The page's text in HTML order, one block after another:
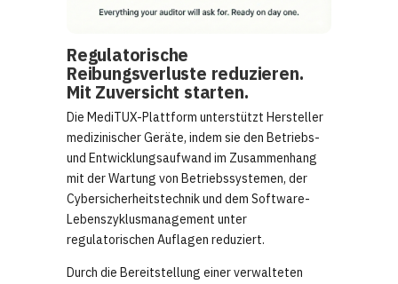
Regulatorische
Reibungsverluste reduzieren.
Mit Zuversicht starten.
Die MediTUX-Plattform unterstützt Hersteller
medizinischer Geräte, indem sie den Betriebs-
und Entwicklungsaufwand im Zusammenhang
mit der Wartung von Betriebssystemen, der
Cybersicherheitstechnik und dem Software-
Lebenszyklusmanagement unter
regulatorischen Auflagen reduziert.
Durch die Bereitstellung einer verwalteten